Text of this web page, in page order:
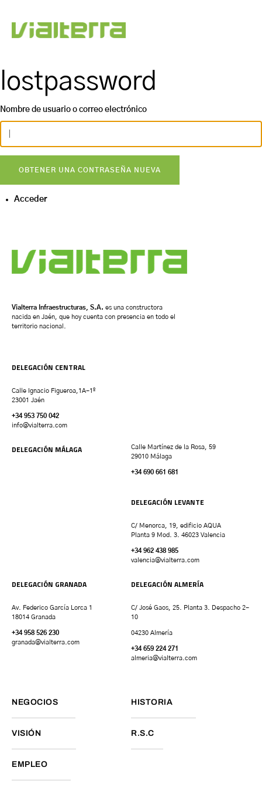
lostpassword
Nombre de usuario o correo electrónico
OBTENER UNA CONTRASEÑA NUEVA
Acceder
Vialterra Infraestructuras, S.A. es una constructora
nacida en Jaén, que hoy cuenta con presencia en todo el
territorio nacional.
DELEGACIÓN CENTRAL
Calle Ignacio Figueroa,1A-1º
23001 Jaén
+34 953 750 042
info@vialterra.com
DELEGACIÓN MÁLAGA
Calle Martínez de la Rosa, 59
29010 Málaga
+34 690 661 681
DELEGACIÓN LEVANTE
C/ Menorca, 19, edificio AQUA
Planta 9 Mod. 3. 46023 Valencia
+34 962 438 985
valencia@vialterra.com
DELEGACIÓN GRANADA
Av. Federico García Lorca 1
18014 Granada
+34 958 526 230
granada@vialterra.com
DELEGACIÓN ALMERÍA
C/ José Gaos, 25. Planta 3. Despacho 2-
10
04230 Almería
+34 659 224 271
almeria@vialterra.com
NEGOCIOS HISTORIA
VISIÓN R.S.C
EMPLEO